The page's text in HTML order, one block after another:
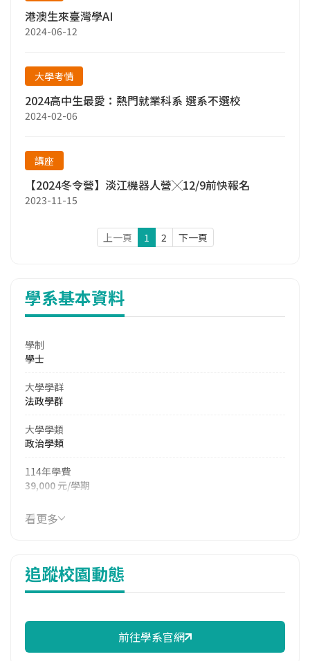
港澳生來臺灣學AI
2024-06-12
大學考情
2024高中生最愛：熱門就業科系 選系不選校
2024-02-06
講座
【2024冬令營】淡江機器人營╳12/9前快報名
2023-11-15
上一頁 1 2 下一頁
學系基本資料
學制
學士
大學學群
法政學群
大學學類
政治學類
114年學費
39,000 元/學期
114年雜費
7,880 元/學期
98.33%
校際選課人數
113學年度下學期
看更多
追蹤校園動態
前往學系官網